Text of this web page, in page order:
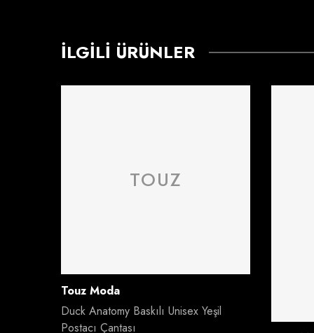
İLGILI ÜRÜNLER
TOUZ
Satıcı:
Touz Moda
Duck Anatomy Baskılı Unisex Yeşil
Postacı Çantası